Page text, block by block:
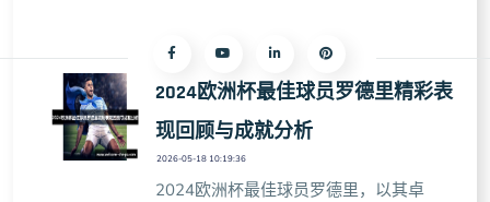
2024欧洲杯最佳球员罗德里精彩表
现回顾与成就分析
2026-05-18 10:19:36
2024欧洲杯最佳球员罗德里，以其卓